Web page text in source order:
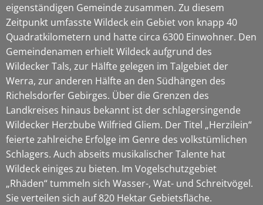
eigenständigen Gemeinde zusammen. Zu diesem
Zeitpunkt umfasste Wildeck ein Gebiet von knapp 40
Quadratkilometern und hatte circa 6300 Einwohner. Den
Gemeindenamen erhielt Wildeck aufgrund des
Wildecker Tals, zur Hälfte gelegen im Talgebiet der
Werra, zur anderen Hälfte an den Südhängen des
Richelsdorfer Gebirges. Über die Grenzen des
Landkreises hinaus bekannt ist der schlagersingende
Wildecker Herzbube Wilfried Gliem. Der Titel „Herzilein“
feierte zahlreiche Erfolge im Genre des volkstümlichen
Schlagers. Auch abseits musikalischer Talente hat
Wildeck einiges zu bieten. Im Vogelschutzgebiet
„Rhäden“ tummeln sich Wasser-, Wat- und Schreitvögel.
Sie verteilen sich auf 820 Hektar Gebietsfläche.